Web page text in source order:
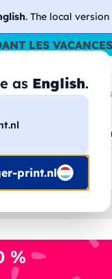
. The local
as English.
print.nl
LES VACANCES
parmi les
Croquis prépresse
%